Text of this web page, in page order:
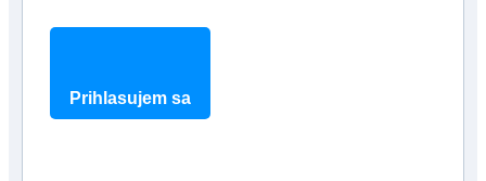
Prihlasujem sa